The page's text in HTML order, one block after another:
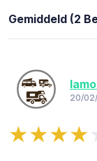
Gemiddeld (2
20/